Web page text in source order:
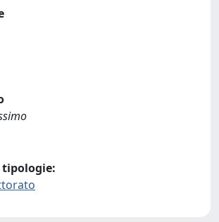
tipologie: